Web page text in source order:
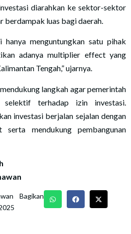
diarahkan ke sektor-sektor
luas bagi daerah.
hanya menguntungkan satu pihak
adanya multiplier effect yang
Tengah,” ujarnya.
langkah agar pemerintah
terhadap izin investasi.
investasi berjalan sejalan dengan
serta mendukung pembangunan
Bagikan